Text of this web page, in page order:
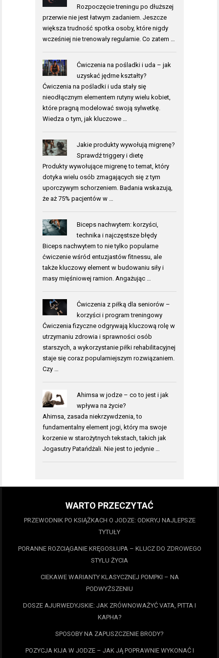
Rozpoczęcie treningu po dłuższej
przerwie nie jest łatwym zadaniem. Jeszcze
większa trudność spotka osoby, które nigdy
wcześniej nie trenowały regularnie. Co zatem …
Ćwiczenia na pośladki i uda – jak
uzyskać jędrne kształty?
Ćwiczenia na pośladki i uda stały się
nieodłącznym elementem rutyny wielu kobiet,
które pragną modelować swoją sylwetkę.
Wiedza o tym, jak kluczowe …
Jakie produkty wywołują migrenę?
Sprawdź triggery i dietę
Produkty wywołujące migrenę to temat, który
dotyka wielu osób zmagających się z tym
uporczywym schorzeniem. Badania wskazują,
że aż 75% pacjentów w …
Biceps nachwytem: korzyści,
technika i najczęstsze błędy
Biceps nachwytem to nie tylko popularne
ćwiczenie wśród entuzjastów fitnessu, ale
także kluczowy element w budowaniu siły i
masy mięśniowej ramion. Angażując …
Ćwiczenia z piłką dla seniorów –
korzyści i program treningowy
Ćwiczenia fizyczne odgrywają kluczową rolę w
utrzymaniu zdrowia i sprawności osób
starszych, a wykorzystanie piłki rehabilitacyjnej
staje się coraz popularniejszym rozwiązaniem.
Czy …
Ahimsa w jodze – co to jest i jak
wpływa na życie?
Ahimsa, zasada niekrzywdzenia, to
fundamentalny element jogi, który ma swoje
korzenie w starożytnych tekstach, takich jak
Jogasutry Patańdżali. Nie jest to jedynie …
WARTO PRZECZYTAĆ
PRZEWODNIK PO KSIĄŻKACH O JODZE: ODKRYJ NAJLEPSZE
TYTUŁY
PORANNE ROZCIĄGANIE KRĘGOSŁUPA – KLUCZ DO ZDROWEGO
STYLU ŻYCIA
CIEKAWE WARIANTY KLASYCZNEJ POMPKI – NA
PODWYŻSZENIU
DOSZE AJURWEDYJSKIE: JAK ZRÓWNOWAŻYĆ VATA, PITTA I
KAPHA?
SPOSOBY NA ZAPUSZCZENIE BRODY?
POZYCJA KIJA W JODZE – JAK JĄ POPRAWNIE WYKONAĆ I